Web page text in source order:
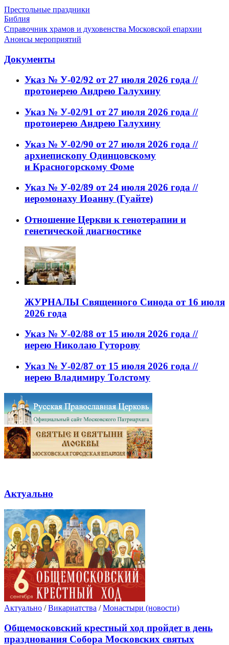
Престольные праздники
Библия
Справочник храмов и духовенства Московской епархии
Анонсы мероприятий
Документы
Указ № У-02/92 от 27 июля 2026 года //
протоиерею Андрею Галухину
Указ № У-02/91 от 27 июля 2026 года //
протоиерею Андрею Галухину
Указ № У-02/90 от 27 июля 2026 года //
архиепископу Одинцовскому
и Красногорскому Фоме
Указ № У-02/89 от 24 июля 2026 года //
иеромонаху Иоанну (Гуайте)
Отношение Церкви к генотерапии и
генетической диагностике
ЖУРНАЛЫ Священного Синода от 16 июля
2026 года
Указ № У-02/88 от 15 июля 2026 года //
иерею Николаю Гуторову
Указ № У-02/87 от 15 июля 2026 года //
иерею Владимиру Толстому
Актуально
Актуально /Викариатства /Монастыри (новости)
Общемосковский крестный ход пройдет в день
празднования Собора Московских святых